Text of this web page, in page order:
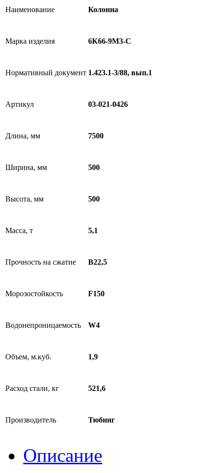
Наименование Колонна
Марка изделия 6К66-9М3-С
Нормативный документ 1.423.1-3/88, вып.1
Артикул 03-021-0426
Длина, мм 7500
Ширина, мм 500
Высота, мм 500
Масса, т 5,1
Прочность на сжатие В22,5
Морозостойкость F150
Водонепроницаемость W4
Объем, м.куб. 1,9
Расход стали, кг 521,6
Производитель Тюбинг
Описание